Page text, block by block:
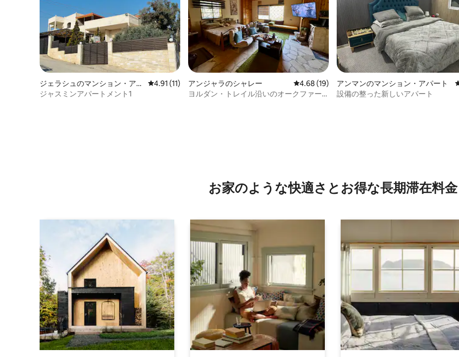
ジェラシュのマンション・アパ
ート
レビュー11件、5つ星中4.91つ星の平均評価
4.91 (11)
ジャスミンアパートメント1
アンジャラのシャレー レビュー19件、5つ星中4.68つ星の平均評価
4.68 (19)
ヨルダン・トレイル沿いのオークファー
アンマンのマンション・アパート
設備の整った新しいアパート
お家のような快⁠適⁠さ⁠とお⁠得⁠な長⁠期⁠滞⁠在料⁠金